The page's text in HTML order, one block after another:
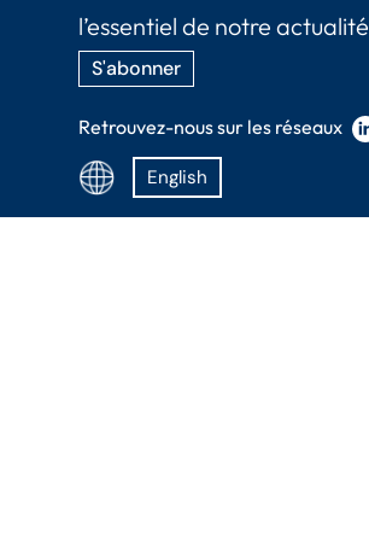
l’essentiel de notre actualité
S'abonner
Retrouvez-nous sur les réseaux
English